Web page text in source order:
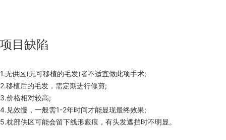
项目缺陷
1.无供区(无可移植的毛发)者不适宜做此项手术;
2.移植后的毛发，需定期进行修剪;
3.价格相对较高;
4.见效慢，一般需1-2年时间才能显现最终效果;
5.枕部供区可能会留下线形瘢痕，有头发遮挡时不明显。